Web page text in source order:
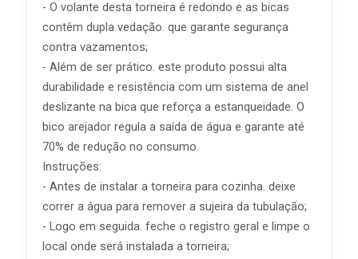
- O volante desta torneira é redondo e as bicas
contêm dupla vedação. que garante segurança
contra vazamentos;
- Além de ser prático. este produto possui alta
durabilidade e resistência com um sistema de anel
deslizante na bica que reforça a estanqueidade. O
bico arejador regula a saída de água e garante até
70% de redução no consumo.
Instruções:
- Antes de instalar a torneira para cozinha. deixe
correr a água para remover a sujeira da tubulação;
- Logo em seguida. feche o registro geral e limpe o
local onde será instalada a torneira;